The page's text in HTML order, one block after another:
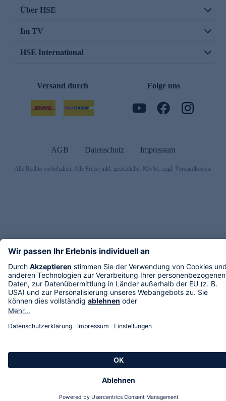
Über HSE
Im TV
HSE International
Versand durch Folge uns
AGB Datenschutz Impressum
Alle Rechte vorbehalten. Alle Preise inkl. gesetzlicher MwSt., zzgl. Versandkosten.